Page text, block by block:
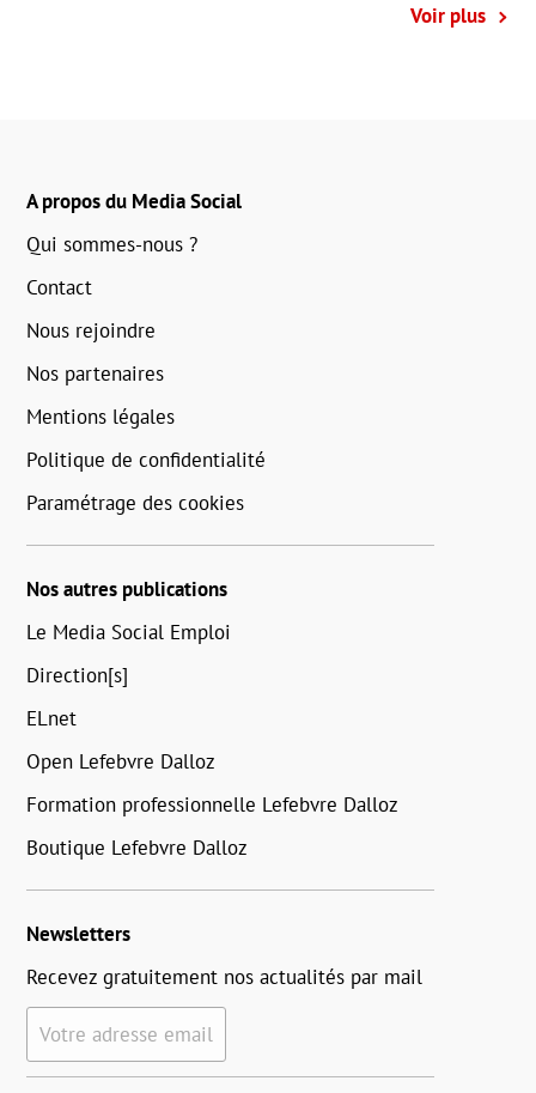
Voir plus
A propos du Media Social
Qui sommes-nous ?
Contact
Nous rejoindre
Nos partenaires
Mentions légales
Politique de confidentialité
Paramétrage des cookies
Nos autres publications
Le Media Social Emploi
Direction[s]
ELnet
Open Lefebvre Dalloz
Formation professionnelle Lefebvre Dalloz
Boutique Lefebvre Dalloz
Newsletters
Recevez gratuitement nos actualités par mail
Votre adresse email